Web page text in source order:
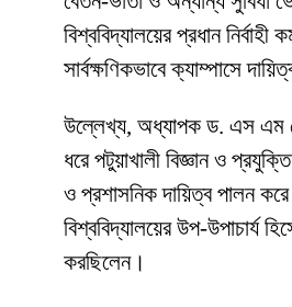
বিশ্ববিদ্যালয়ের প্রধান নির্বাহী
সার্বক্ষণিকভাবে ক্যাম্পাসে
উল্লেখ্য, অধ্যাপক ড. এস এম
ধরে পটুয়াখালী বিজ্ঞান ও
ও প্রশাসনিক দায়িত্ব পালন
বিশ্ববিদ্যালয়ের উপ-উপাচার্য
করছিলেন।